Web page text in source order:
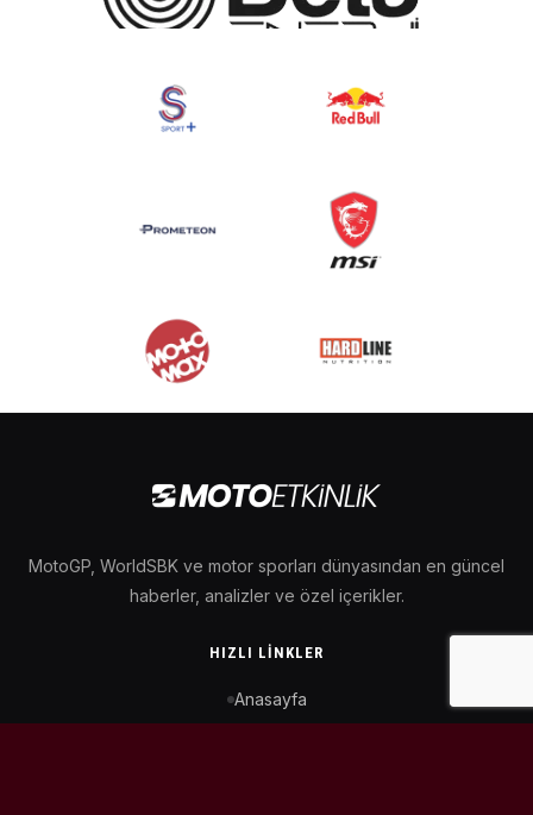
MotoGP, WorldSBK ve motor sporları dünyasından en güncel
haberler, analizler ve özel içerikler.
HIZLI LINKLER
Anasayfa